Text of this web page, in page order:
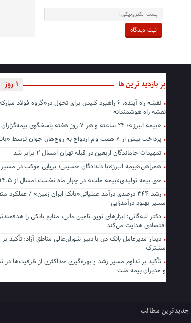
پر بازدید ترین ها 1 روز
نقشه راه آینده، ۶ راهبرد کلیدی برای تحول در«گروه فولاد
نقشه راه هوشمندانه
«بیمه البرز»؛ ۲۴ ساعته و هر ۷ روز هفته پاسخگوی بیمه‌گزاران است
پرداخت بیش از ۸ همت وام ازدواج به زوج‌های جوان توسط «بانک ملی ایران»
تمهیدات جاماندگان اربعین در قبله تهران امسال ۲ برابر شد
همراهی«بیمه البرز»با دلدادگان حسینی؛ برپایی موکب در
حق بیمه تولیدی«بیمه ملت» در چهار ماه نخست امسال از ۱۴.۵ همت گذشت
رشد ۳۴۴ درصدی درآمد عملیاتی«بانک ایران زمین» /
مسیر بهبود درآمدزایی
دکتر للـه‌گانی: ابزارهای نوین تامین مالی، منابع بانکی را
اقتصادی هدایت می‌کند
دیدار مدیرعامل بانک دی با دبیر شورای‌عالی مناطق آزاد؛ تأکید
مشترک
تأکید بر تداوم مسیر رشد و بهره‌گیری حداکثری از ظرفیت‌ها
و مدیران بیمه ملت
جدیدترین مطالب